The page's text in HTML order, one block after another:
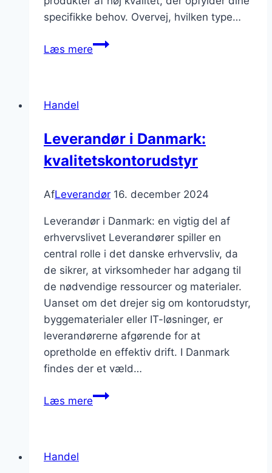
specifikke behov. Overvej, hvilken type…
Læs mereLeverandør
Handel
Leverandør i Danmark:
kvalitetskontorudstyr
AfLeverandør 16. december 2024
Leverandør i Danmark: en vigtig del af
erhvervslivet Leverandører spiller en
central rolle i det danske erhvervsliv, da
de sikrer, at virksomheder har adgang til
de nødvendige ressourcer og materialer.
Uanset om det drejer sig om kontorudstyr,
byggematerialer eller IT-løsninger, er
leverandørerne afgørende for at
opretholde en effektiv drift. I Danmark
findes der et væld…
Læs mereLeverandør
Handel